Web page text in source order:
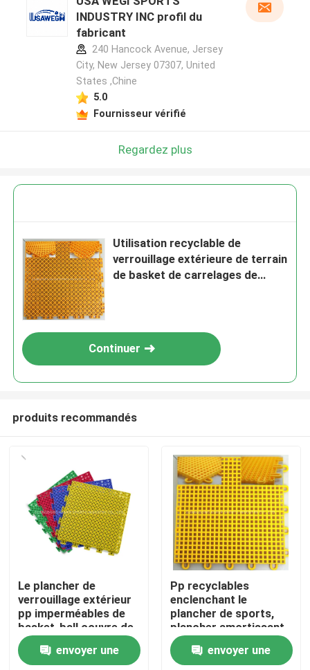
Accueil
Produits
Vidéos
INDUSTRY INC profil du
fabricant
240 Hancock Avenue, Jersey
City, New Jersey 07307, United
States ,Chine
5.0
Fournisseur vérifié
Regardez plus
Utilisation recyclable de
verrouillage extérieure de terrain
de basket de carrelages de
Continuer
produits recommandés
Le plancher de
verrouillage extérieur
pp imperméables de
basket-ball couvre de
tuiles parqueter de
sports envoyer une
Pp recyclables
enclenchant le
plancher de sports,
plancher amortissant
de cour de sport
envoyer une